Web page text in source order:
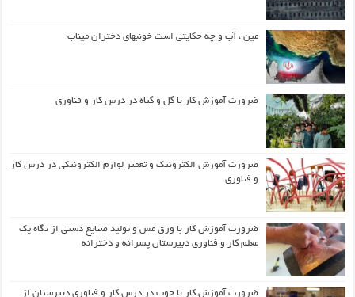
مین ، آب و چه حکایتی است خونبهای دختران میناب
ضرورت آموزش کار با گل و گیاه در درس کار و فناوری
ضرورت آموزش الکترونیک و تعمیر لوازم الکترونیکی در درس کار
و فناوری
ضرورت آموزش کار با ورق مس و تولید صنایع دستی از نگاه یک
معلم کار و فناوری دبیرستان پسرانه و دخترانه
ضرورت آموزش کار با چوب در درس کار و فناوری دبیرستان از